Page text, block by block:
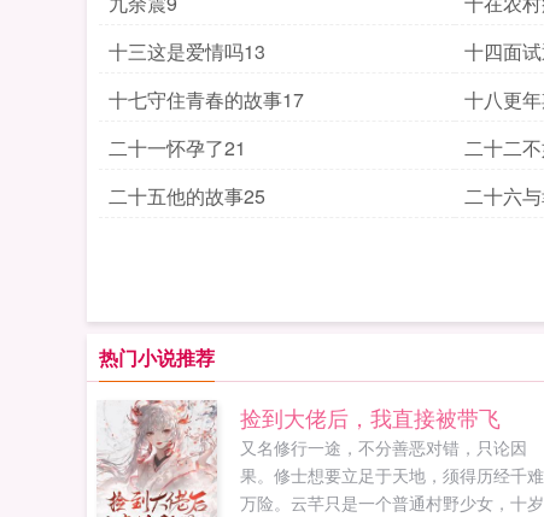
十三这是爱情吗13
十四面
十七守住青春的故事17
十八更
二十一怀孕了21
二十二
二十五他的故事25
二十六
热门小说推荐
捡到大佬后，我直接被带飞
又名修行一途，不分善恶对错，只论因
果。修士想要立足于天地，须得历经千难
万险。云芊只是一个普通村野少女，十岁